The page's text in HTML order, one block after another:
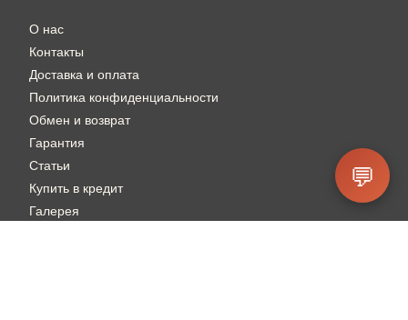
О нас
Контакты
Доставка и оплата
Политика конфиденциальности
Обмен и возврат
Гарантия
Статьи
Купить в кредит
Галерея
💬